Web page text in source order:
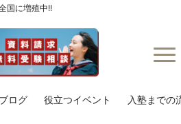
国に増殖中!!
ブログ 役立つイベント 入塾までの